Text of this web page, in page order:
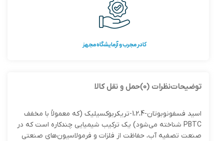
کادر مجرب و آزمایشگاه مجهز
توضیحاتنظرات (0) حمل و نقل کالا
اسید فسفونوبوتان-1،2،4-تریکربوکسیلیک (که معمولاً با مخفف
PBTC شناخته می‌شود) یک ترکیب شیمیایی چندکاره است که در
صنعت تصفیه آب، حفاظت از فلزات و فرمولاسیون‌های صنعتی